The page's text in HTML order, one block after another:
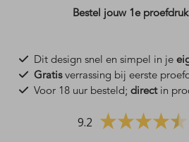
Bestel jouw 1e
Dit design snel en simpel in je
Gratisverrassing bij eerste
Voor 18 uur besteld; directin
9.2